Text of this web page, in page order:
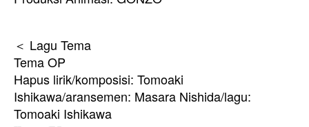
＜ Lagu Tema
Tema OP
Hapus lirik/komposisi: Tomoaki
Ishikawa/aransemen: Masara Nishida/lagu:
Tomoaki Ishikawa